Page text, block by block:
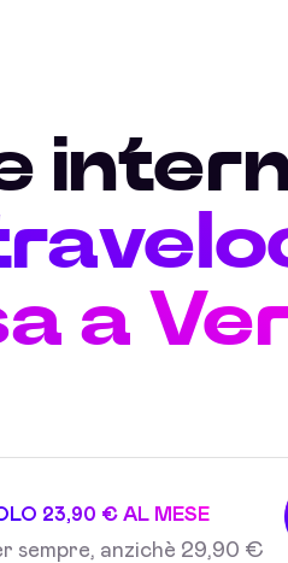
a
23,90 € AL MESE
sempre, anzichè 29,90 €